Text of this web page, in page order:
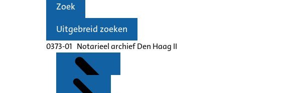
Zoek
Uitgebreid zoeken
0373-01 Notarieel archief Den Haag II